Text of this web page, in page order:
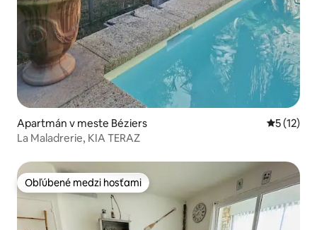
Apartmán v meste Béziers
5 (12)
La Maladrerie, KIA TERAZ
Obľúbené medzi hosťami
Obľúbené medzi hosťami